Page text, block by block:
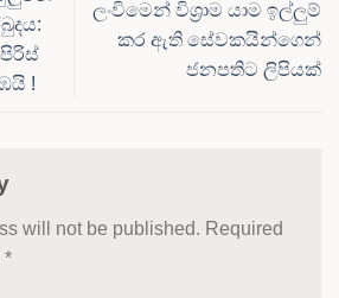
!
ලංවිමෙන් විශ්‍රාම යාම ඉල්ලුම්
කර ඇති සේවකයින්ගෙන්
ජනපතිට ලිපියක්
will not be published. Required
*